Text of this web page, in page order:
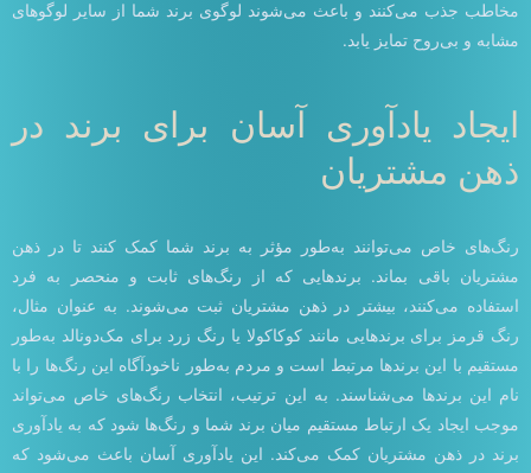
مخاطب جذب می‌کنند و باعث می‌شوند لوگوی برند شما از سایر لوگوهای
مشابه و بی‌روح تمایز یابد.
ایجاد یادآوری آسان برای برند در
ذهن مشتریان
رنگ‌های خاص می‌توانند به‌طور مؤثر به برند شما کمک کنند تا در ذهن
مشتریان باقی بماند. برندهایی که از رنگ‌های ثابت و منحصر به فرد
استفاده می‌کنند، بیشتر در ذهن مشتریان ثبت می‌شوند. به عنوان مثال،
رنگ قرمز برای برندهایی مانند کوکاکولا یا رنگ زرد برای مک‌دونالد به‌طور
مستقیم با این برندها مرتبط است و مردم به‌طور ناخودآگاه این رنگ‌ها را با
نام این برندها می‌شناسند. به این ترتیب، انتخاب رنگ‌های خاص می‌تواند
موجب ایجاد یک ارتباط مستقیم میان برند شما و رنگ‌ها شود که به یادآوری
برند در ذهن مشتریان کمک می‌کند. این یادآوری آسان باعث می‌شود که